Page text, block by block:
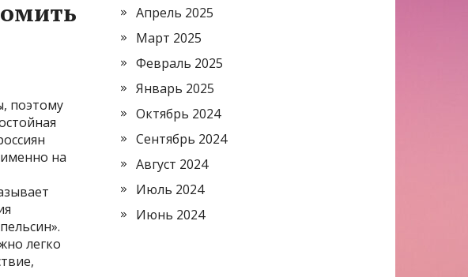
поэтому
на
легко
Апрель 2025
Март 2025
Февраль 2025
Январь 2025
Октябрь 2024
Сентябрь 2024
Август 2024
Июль 2024
Июнь 2024